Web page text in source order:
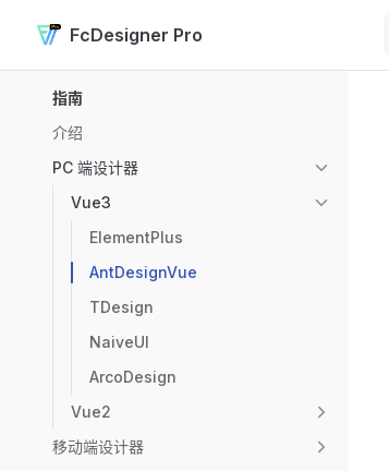
Skip to content
FcDesigner Pro
指南
介绍
PC 端设计器
Vue3
ElementPlus
AntDesignVue
TDesign
NaiveUI
ArcoDesign
Vue2
移动端设计器